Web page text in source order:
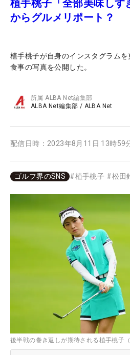
植手桃子「全部美味しす
からグルメリポート？
植手桃子が自身のインスタグラム
食事の写真を公開した。
所属ALBA Net編集部
ALBA Net編集部 / ALBA Net
配信日時： 2023年8月11日 13時59
ゴルフ界のSNS #植手桃子 #松田
後半戦の巻き返しが期待される植手桃子